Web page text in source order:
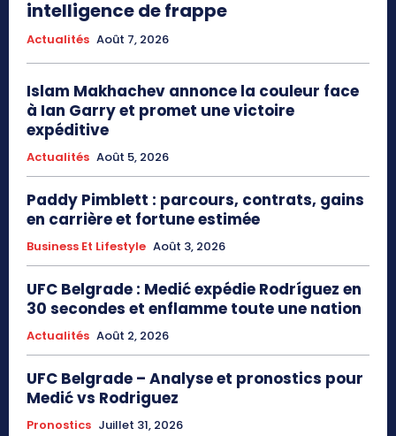
intelligence de frappe
Actualités Août 7, 2026
Islam Makhachev annonce la couleur face
à Ian Garry et promet une victoire
expéditive
Actualités Août 5, 2026
Paddy Pimblett : parcours, contrats, gains
en carrière et fortune estimée
Business Et Lifestyle Août 3, 2026
UFC Belgrade : Medić expédie Rodríguez en
30 secondes et enflamme toute une nation
Actualités Août 2, 2026
UFC Belgrade – Analyse et pronostics pour
Medić vs Rodriguez
Pronostics Juillet 31, 2026